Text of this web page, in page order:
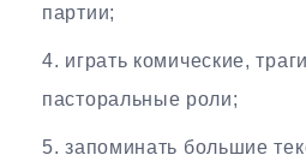
партии;
играть комические,
пасторальные роли;
запоминать большие